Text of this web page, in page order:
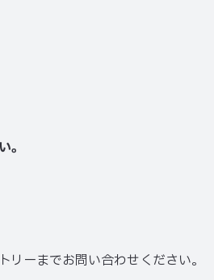
ーまでお問い合わせください。